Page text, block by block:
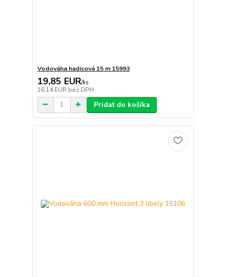
Vodováha hadicová 15 m 15993
19,85 EUR/ks
16,14 EUR bez DPH
Pridať do košíka